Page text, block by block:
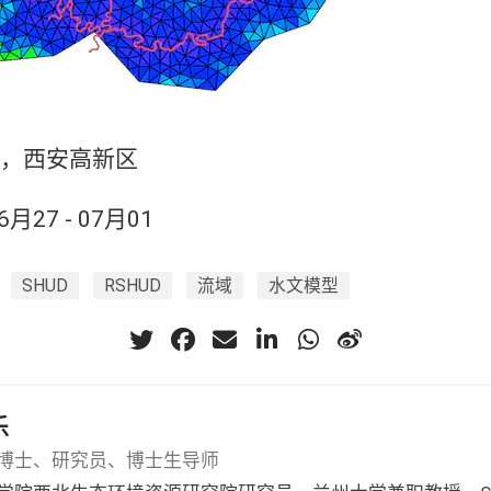
西安高新区
27 - 07月01
SHUD RSHUD 流域 水文模型
士、研究员、博士生导师